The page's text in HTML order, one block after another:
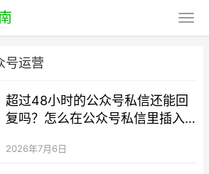
号运营
超过48小时的公众号私信还能回
复吗？怎么在公众号私信里插入
2026年7月6日